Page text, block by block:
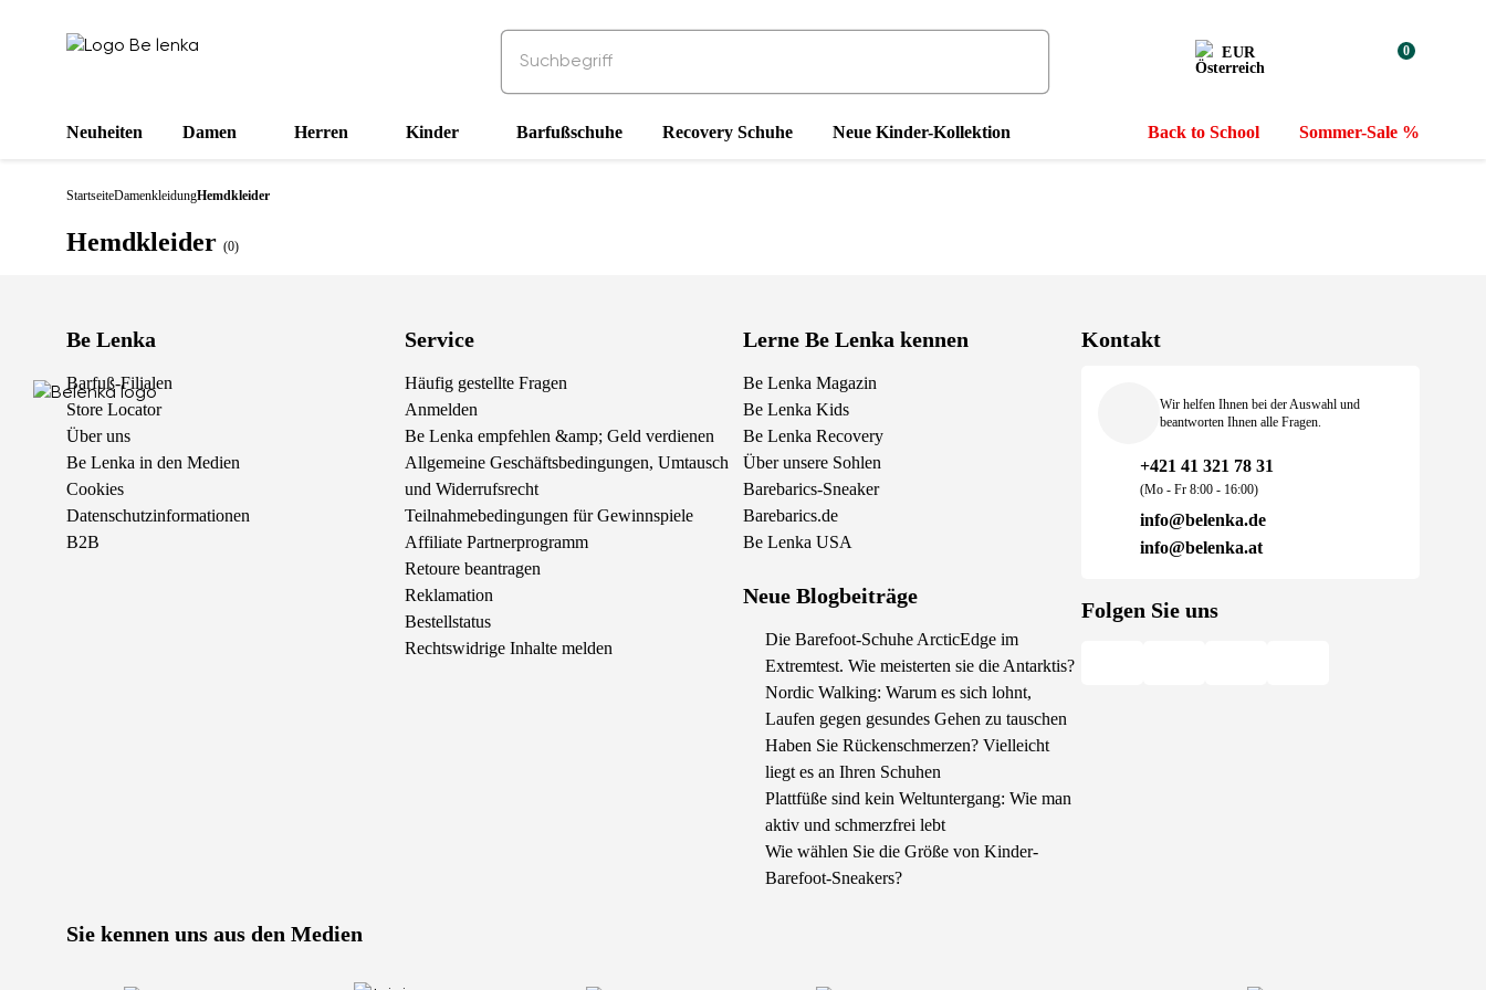
EUR 0
Neuheiten Damen Herren Kinder Barfußschuhe Recovery Schuhe Neue Kinder-Kollektion Back to School Sommer-Sale %
Land ändern
Sprache auswählen
Bestätigen
StartseiteDamenkleidungHemdkleider
Hemdkleider (0)
Be Lenka
Barfuß-Filialen
Store Locator
Über uns
Be Lenka in den Medien
Cookies
Datenschutzinformationen
B2B
Service
Häufig gestellte Fragen
Anmelden
Be Lenka empfehlen &amp; Geld verdienen
Allgemeine Geschäftsbedingungen, Umtausch
und Widerrufsrecht
Teilnahmebedingungen für Gewinnspiele
Affiliate Partnerprogramm
Retoure beantragen
Reklamation
Bestellstatus
Rechtswidrige Inhalte melden
Lerne Be Lenka kennen
Be Lenka Magazin
Be Lenka Kids
Be Lenka Recovery
Über unsere Sohlen
Barebarics-Sneaker
Barebarics.de
Be Lenka USA
Neue Blogbeiträge
Die Barefoot-Schuhe ArcticEdge im
Extremtest. Wie meisterten sie die Antarktis?
Nordic Walking: Warum es sich lohnt,
Laufen gegen gesundes Gehen zu tauschen
Haben Sie Rückenschmerzen? Vielleicht
liegt es an Ihren Schuhen
Plattfüße sind kein Weltuntergang: Wie man
aktiv und schmerzfrei lebt
Wie wählen Sie die Größe von Kinder-
Barefoot-Sneakers?
Kontakt
Wir helfen Ihnen bei der Auswahl und
beantworten Ihnen alle Fragen.
+421 41 321 78 31
(Mo - Fr 8:00 - 16:00)
info@belenka.de
info@belenka.at
Folgen Sie uns
Sie kennen uns aus den Medien